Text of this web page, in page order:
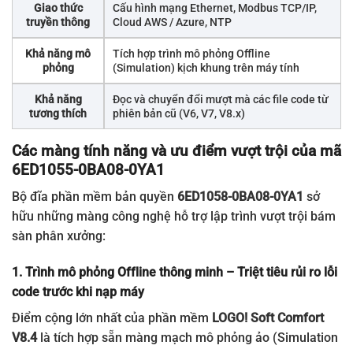
Giao thức
truyền thông
Cấu hình mạng Ethernet, Modbus TCP/IP,
Cloud AWS / Azure, NTP
Khả năng mô
phỏng
Tích hợp trình mô phỏng Offline
(Simulation) kịch khung trên máy tính
Khả năng
tương thích
Đọc và chuyển đổi mượt mà các file code từ
phiên bản cũ (V6, V7, V8.x)
Các màng tính năng và ưu điểm vượt trội của mã
6ED1055-0BA08-0YA1
Bộ đĩa phần mềm bản quyền 6ED1058-0BA08-0YA1 sở
hữu những màng công nghệ hỗ trợ lập trình vượt trội bám
sàn phân xưởng:
1. Trình mô phỏng Offline thông minh – Triệt tiêu rủi ro lỗi
code trước khi nạp máy
Điểm cộng lớn nhất của phần mềm LOGO! Soft Comfort
V8.4là tích hợp sẵn màng mạch mô phỏng ảo (Simulation